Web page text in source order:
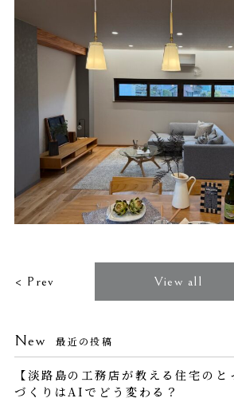
< Prev View all
New 最近の投稿
【淡路島の工務店が教える住宅の
づくりはAIでどう変わる？